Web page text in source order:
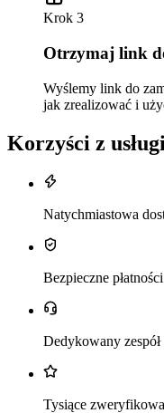
Krok 3
Otrzymaj link
Wyślemy link do
jak zrealizować i
Korzyści z usługi
Natychmiastowa
Bezpieczne płatności
Dedykowany zespół
Tysiące